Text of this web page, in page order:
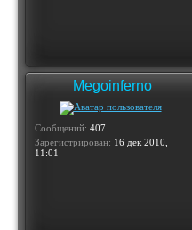
Megoinferno
Сообщений: 407
Зарегистрирован: 16 дек 2010,
11:01